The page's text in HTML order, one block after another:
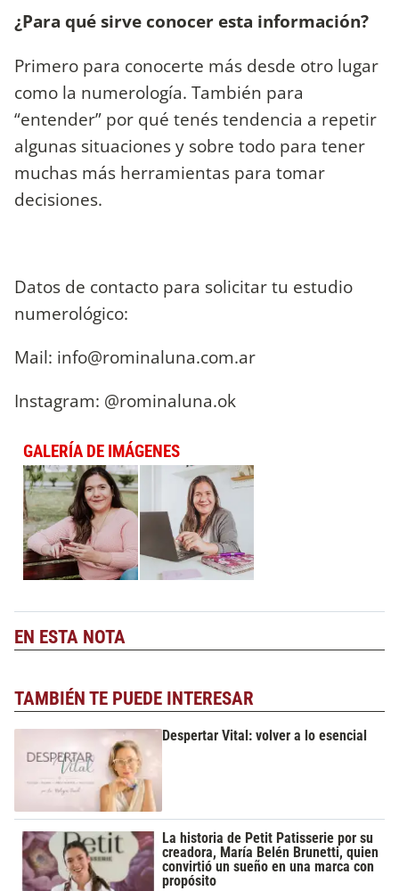
¿Para qué sirve conocer esta información?
Primero para conocerte más desde otro lugar
como la numerología. También para
“entender” por qué tenés tendencia a repetir
algunas situaciones y sobre todo para tener
muchas más herramientas para tomar
decisiones.
Datos de contacto para solicitar tu estudio
numerológico:
Mail: info@rominaluna.com.ar
Instagram: @rominaluna.ok
GALERÍA DE IMÁGENES
EN ESTA NOTA
TAMBIÉN TE PUEDE INTERESAR
Despertar Vital: volver a lo esencial
La historia de Petit Patisserie por su
creadora, María Belén Brunetti, quien
convirtió un sueño en una marca con
propósito